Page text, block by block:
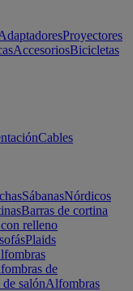
Proyectores
AccesoriosBicicletas
Cables
SábanasNórdicos
Barras de cortina
relleno
Plaids
de
salónAlfombras